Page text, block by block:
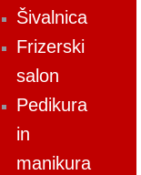
Šivalnica
Frizerski
salon
Pedikura
in
manikura